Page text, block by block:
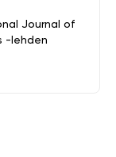
Journal of
-lehden